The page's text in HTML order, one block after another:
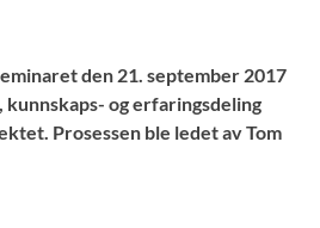
den 21. september 2017
kunnskaps- og erfaringsdeling
Prosessen ble ledet av Tom